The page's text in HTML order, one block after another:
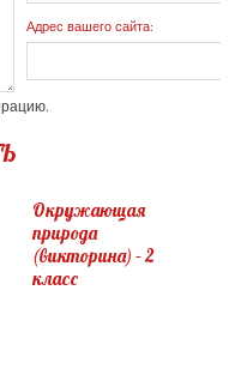
Адрес вашего сайта:
Окружающая
природа
(викторина) – 2
класс